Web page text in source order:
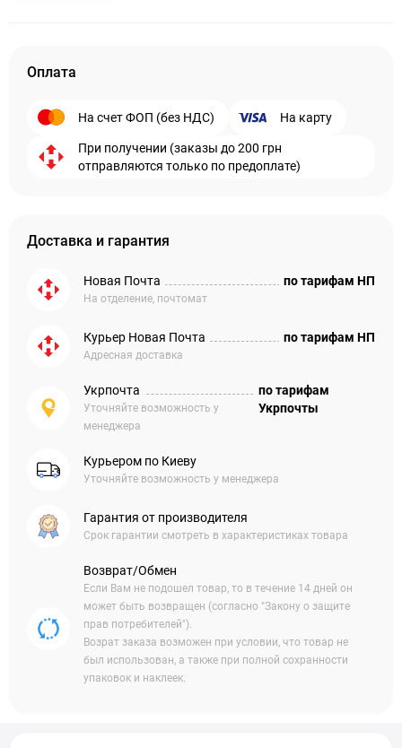
Оплата
На счет ФОП (без НДС) На карту
При получении (заказы до 200 грн
отправляются только по предоплате)
Доставка и гарантия
Новая Почта
На отделение, почтомат
по тарифам НП
Курьер Новая Почта
Адресная доставка
по тарифам НП
Укрпочта
Уточняйте возможность у
менеджера
по тарифам
Укрпочты
Курьером по Киеву
Уточняйте возможность у менеджера
Гарантия от производителя
Срок гарантии смотреть в характеристиках товара
Возврат/Обмен
Если Вам не подошел товар, то в течение 14 дней он
может быть возвращен (согласно "Закону о защите
прав потребителей").
Возрат заказа возможен при условии, что товар не
был использован, а также при полной сохранности
упаковок и наклеек.